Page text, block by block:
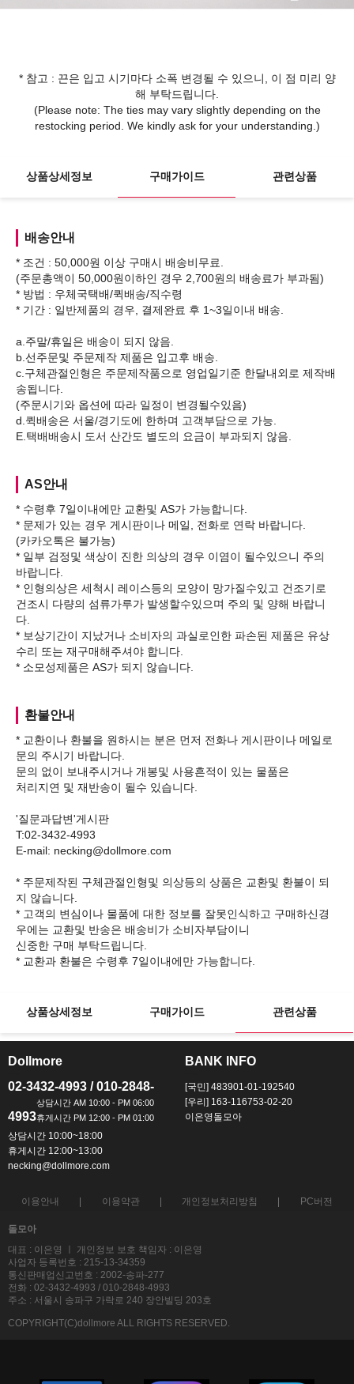
* 참고 : 끈은 입고 시기마다 소폭 변경될 수 있으니, 이 점 미리 양
해 부탁드립니다.
(Please note: The ties may vary slightly depending on the
restocking period. We kindly ask for your understanding.)
상품상세정보 구매가이드 관련상품
배송안내
* 조건 : 50,000원 이상 구매시 배송비무료.
(주문총액이 50,000원이하인 경우 2,700원의 배송료가 부과됨)
* 방법 : 우체국택배/퀵배송/직수령
* 기간 : 일반제품의 경우, 결제완료 후 1~3일이내 배송.
a.주말/휴일은 배송이 되지 않음.
b.선주문및 주문제작 제품은 입고후 배송.
c.구체관절인형은 주문제작품으로 영업일기준 한달내외로 제작배
송됩니다.
(주문시기와 옵션에 따라 일정이 변경될수있음)
d.퀵배송은 서울/경기도에 한하며 고객부담으로 가능.
AS안내
* 수령후 7일이내에만 교환및 AS가 가능합니다.
* 문제가 있는 경우 게시판이나 메일, 전화로 연락 바랍니다.
(카카오톡은 불가능)
* 일부 검정및 색상이 진한 의상의 경우 이염이 될수있으니 주의
바랍니다.
* 인형의상은 세척시 레이스등의 모양이 망가질수있고 건조기로
건조시 다량의 섬류가루가 발생할수있으며 주의 및 양해 바랍니
다.
* 보상기간이 지났거나 소비자의 과실로인한 파손된 제품은 유상
수리 또는 재구매해주셔야 합니다.
환불안내
* 교환이나 환불을 원하시는 분은 먼저 전화나 게시판이나 메일로
문의 주시기 바랍니다.
문의 없이 보내주시거나 개봉및 사용흔적이 있는 물품은
처리지연 및 재반송이 될수 있습니다.
'질문과답변'게시판
T:02-3432-4993
E-mail: necking@dollmore.com
* 주문제작된 구체관절인형및 의상등의 상품은 교환및 환불이 되
지 않습니다.
* 고객의 변심이나 물품에 대한 정보를 잘못인식하고 구매하신경
우에는 교환및 반송은 배송비가 소비자부담이니
신중한 구매 부탁드립니다.
상품상세정보 구매가이드 관련상품
Dollmore
02-3432-4993 / 010-2848-
4993
상담시간 10:00~18:00
휴게시간 12:00~13:00
necking@dollmore.com
BANK INFO
[국민] 483901-01-192540
[우리] 163-116753-02-20
이은영돌모아
이용안내 이용약관 개인정보처리방침 PC버전
돌모아
대표 : 이은영 ㅣ 개인정보 보호 책임자 : 이은영
사업자 등록번호 : 215-13-34359
통신판매업신고번호 : 2002-송파-277
전화 : 02-3432-4993 / 010-2848-4993
주소 : 서울시 송파구 가락로 240 장안빌딩 203호
COPYRIGHT(C)dollmore ALL RIGHTS RESERVED.